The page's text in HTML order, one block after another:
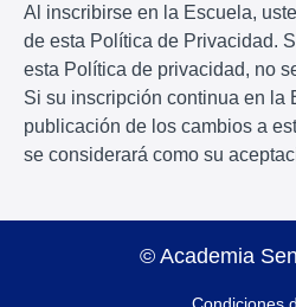
Al inscribirse en la Escuela,
de esta Política de Privacidad.
esta Política de privacidad, no
Si su inscripción continua en la
publicación de los cambios a
se considerará como su
© Academia